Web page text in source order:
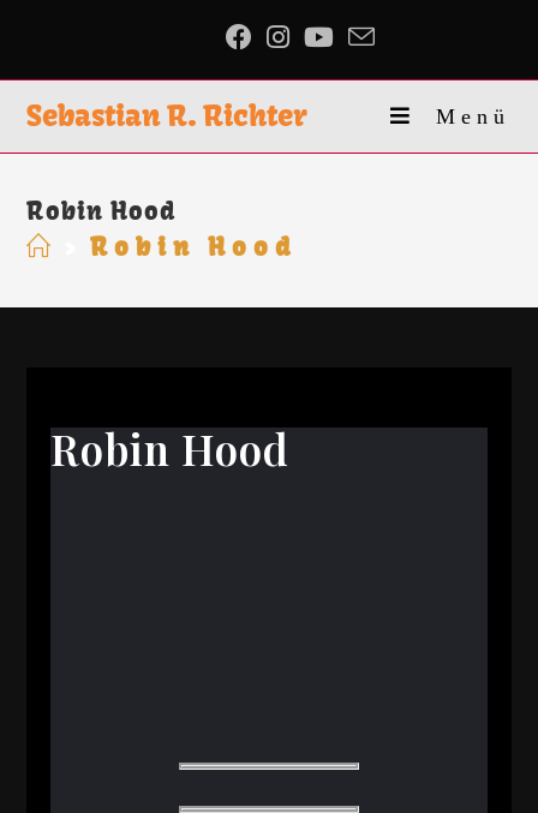
Sebastian R. Richter Menü
Robin Hood
Robin Hood
Robin Hood